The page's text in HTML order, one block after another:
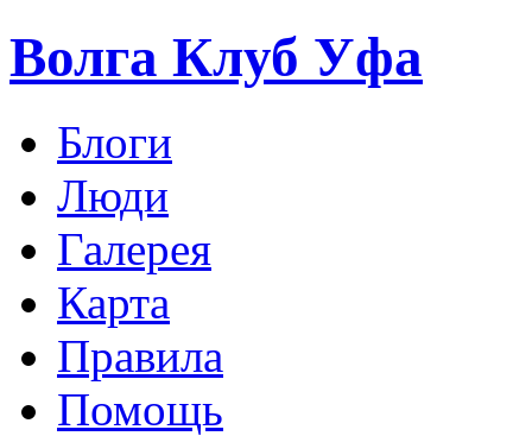
Волга Клуб Уфа
Блоги
Люди
Галерея
Карта
Правила
Помощь